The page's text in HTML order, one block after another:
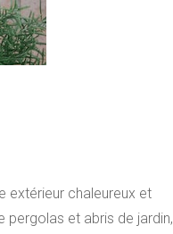
extérieur chaleureux et
pergolas et abris de jardin,